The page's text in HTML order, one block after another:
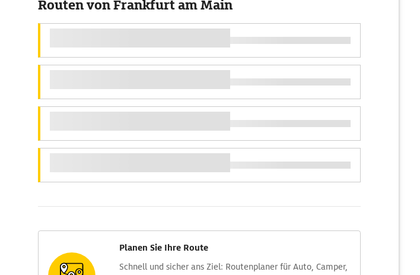
Routen von Frankfurt am Main
Planen Sie Ihre Route
Schnell und sicher ans Ziel: Routen­planer für Auto, Camper,